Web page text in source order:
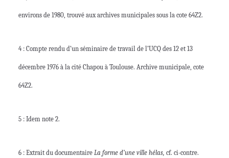
environs de 1980, trouvé aux archives municipales sous la cote 64Z2.
4 : Compte rendu d’un séminaire de travail de l’UCQ des 12 et 13
décembre 1976 à la cité Chapou à Toulouse. Archive municipale, cote
64Z2.
5 : Idem note 2.
6 : Extrait du documentaire La forme d’une ville hélas, cf. ci-contre.